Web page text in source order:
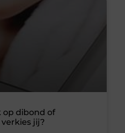
op dibond of
jij?